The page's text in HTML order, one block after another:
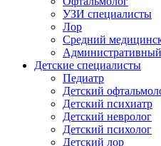
УЗИ специалисты
Лор
Средний
Детские специалисты
Педиатр
Детский
Детский психиатр
Детский невролог
Детский психолог
Детский лор